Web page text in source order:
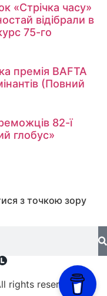
«Стрічка часу»
відібрали в
75-го
премія BAFTA
(Повний
82-ї
глобус»
з точкою зору
rights reserved